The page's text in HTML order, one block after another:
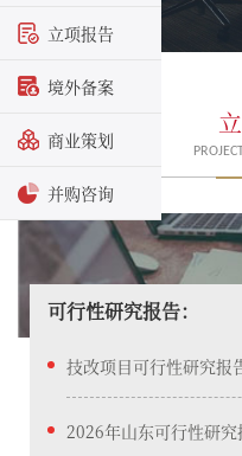
立项报告
境外备案
商业策划
并购咨询
可行性研究报告：
技改项目可行性研究报
2026年山东可行性研究